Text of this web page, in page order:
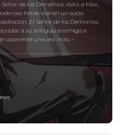
de los Demonios visita a Max,
héroe vive en un sucio
El Señor de los Demonios
a su antiguo enemigo a
oponente una vez más. –